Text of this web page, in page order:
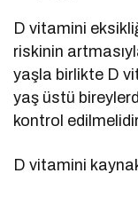
D vitamini
riskinin
yaşla birlikte D
yaş üstü
kontrol
D vitamini